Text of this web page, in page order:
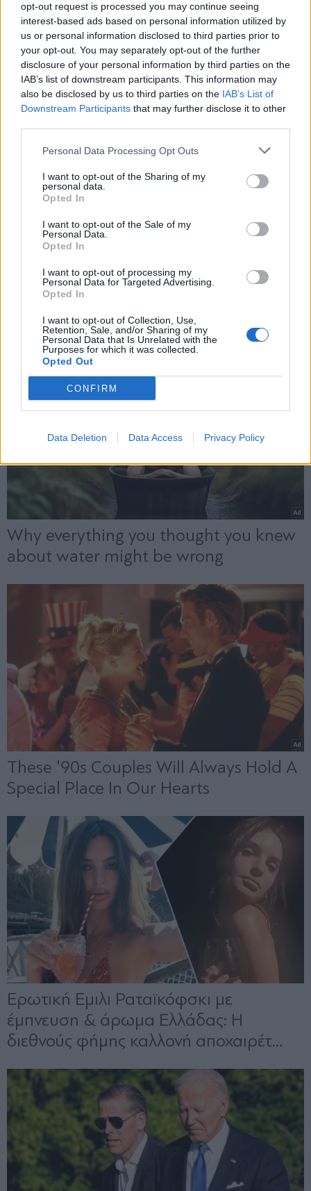
opt-out request is processed you may continue seeing
interest-based ads based on personal information utilized by
us or personal information disclosed to third parties prior to
your opt-out. You may separately opt-out of the further
disclosure of your personal information by third parties on the
IAB’s list of downstream participants. This information may
also be disclosed by us to third parties on the IAB’s List of
Downstream Participants that may further disclose it to other
Personal Data Processing Opt Outs
I want to opt-out of the Sharing of my
personal data.
Opted In
I want to opt-out of the Sale of my
Personal Data.
Opted In
I want to opt-out of processing my
Personal Data for Targeted Advertising.
Opted In
I want to opt-out of Collection, Use,
Retention, Sale, and/or Sharing of my
Personal Data that Is Unrelated with the
Purposes for which it was collected.
Opted Out
CONFIRM
Data Deletion Data Access Privacy Policy
ΜΕΝΕΛΑΟΣ ΤΑΣΙΟΠΟΥΛΟΣ
ΜΕΝΕΛΑΟΣ ΤΑΣΙΟΠΟΥΛΟΣ
Το «θερμό» δυτικό μέτωπο για την
Άγκυρα
Εγγραφή στο newsletter
Αποδέχομαι τους
και την πολιτική απορρήτου
X